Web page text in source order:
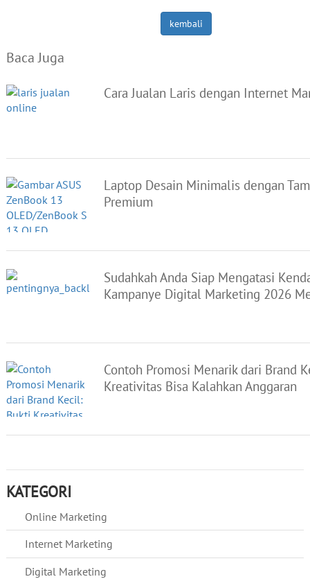
kembali
Baca Juga
Cara Jualan Laris dengan Internet
Laptop Desain Minimalis dengan
Premium
Sudahkah Anda Siap Mengatasi
Kampanye Digital Marketing 2026
Contoh Promosi Menarik dari Brand
Kreativitas Bisa Kalahkan Anggaran
KATEGORI
Online Marketing
Internet Marketing
Digital Marketing